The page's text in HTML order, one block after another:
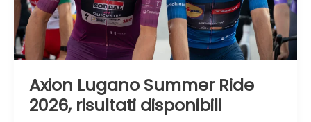
Axion Lugano Summer Ride
2026, risultati disponibili